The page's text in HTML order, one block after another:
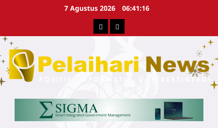
7 Agustus 2026 06:41:17
Berita Advertorial